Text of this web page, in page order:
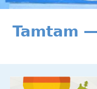
Tamtam